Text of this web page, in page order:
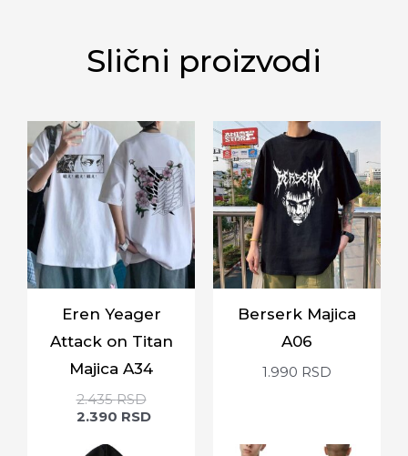
Slični proizvodi
Eren Yeager
Attack on Titan
Majica A34
2.435RSD
2.390 RSD
Berserk Majica
A06
1.990 RSD